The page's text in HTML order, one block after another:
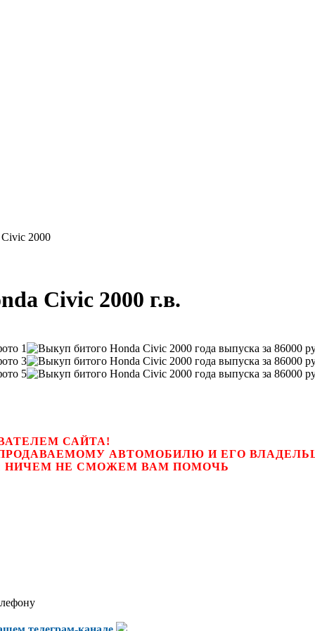
2000
Civic 2000 г.в.
САЙТА!
АВТОМОБИЛЮ И ЕГО
мы НИЧЕМ НЕ СМОЖЕМ ВАМ ПОМОЧЬ